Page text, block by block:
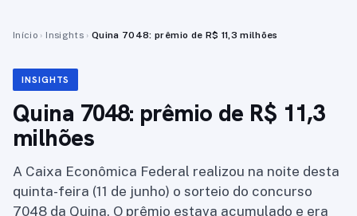
Início › Insights › Quina 7048: prêmio de R$ 11,3 milhões
INSIGHTS
Quina 7048: prêmio de R$ 11,3
milhões
A Caixa Econômica Federal realizou na noite desta
quinta-feira (11 de junho) o sorteio do concurso
7048 da Quina. O prêmio estava acumulado e era